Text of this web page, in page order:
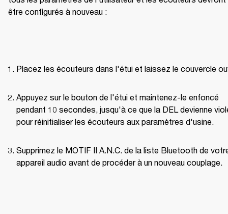
être configurés à nouveau :
Placez les écouteurs dans l'étui et laissez le couvercle
Appuyez sur le bouton de l'étui et maintenez-le enfoncé
pendant 10 secondes, jusqu'à ce que la DEL devienne
pour réinitialiser les écouteurs aux paramètres d'usine.
Supprimez le MOTIF II A.N.C. de la liste Bluetooth de
appareil audio avant de procéder à un nouveau couplage.